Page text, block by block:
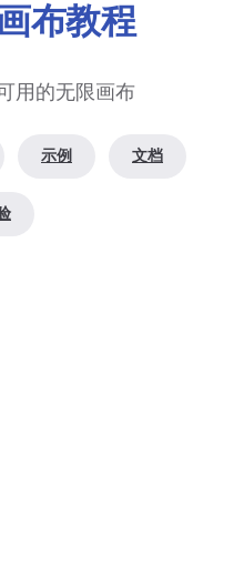
布教程
用的无限画布
示例 文档